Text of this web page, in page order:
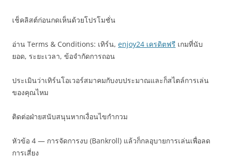
เช็คลิสต์ก่อนกดเห็นด้วยโปรโมชั่น
อ่าน Terms & Conditions: เทิร์น, enjoy24 เครดิตฟรี เกมที่นับ
ยอด, ระยะเวลา, ข้อจำกัดการถอน
ประเมินว่าเทิร์นโอเวอร์สมาคมกับงบประมาณและก็สไตล์การเล่น
ของคุณไหม
ติดต่อฝ่ายสนับสนุนหากเงื่อนไขกำกวม
หัวข้อ 4 — การจัดการงบ (Bankroll) แล้วก็กลอุบายการเล่นเพื่อลด
การเสี่ยง